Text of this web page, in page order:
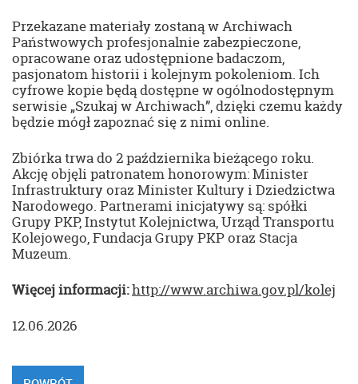
Przekazane materiały zostaną w Archiwach
Państwowych profesjonalnie zabezpieczone,
opracowane oraz udostępnione badaczom,
pasjonatom historii i kolejnym pokoleniom. Ich
cyfrowe kopie będą dostępne w ogólnodostępnym
serwisie „Szukaj w Archiwach”, dzięki czemu każdy
będzie mógł zapoznać się z nimi online.
Zbiórka trwa do 2 października bieżącego roku.
Akcję objęli patronatem honorowym: Minister
Infrastruktury oraz Minister Kultury i Dziedzictwa
Narodowego. Partnerami inicjatywy są: spółki
Grupy PKP, Instytut Kolejnictwa, Urząd Transportu
Kolejowego, Fundacja Grupy PKP oraz Stacja
Muzeum.
Więcej informacji:http://www.archiwa.gov.pl/kolej
12.06.2026